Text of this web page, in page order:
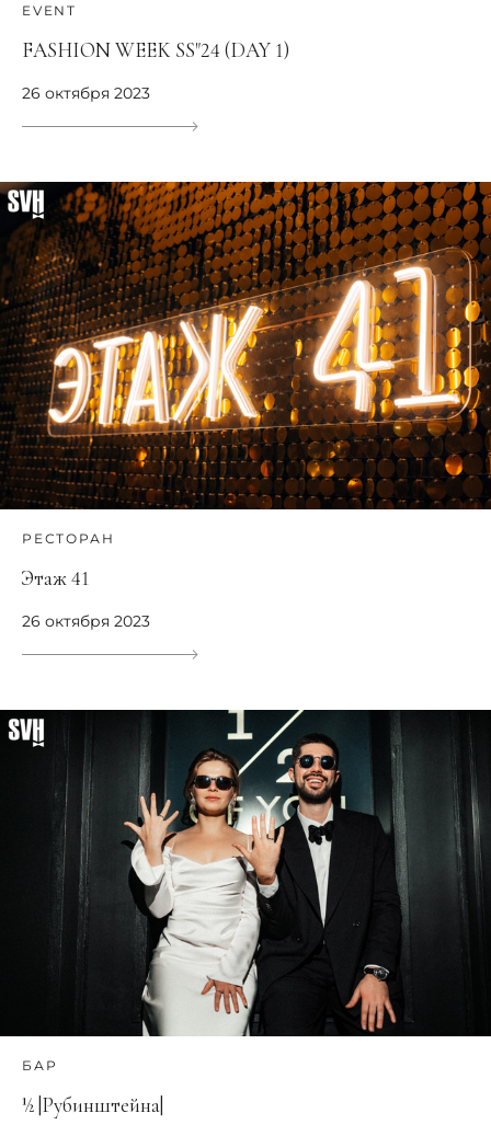
EVENT
FASHION WEEK SS"24 (DAY 1)
26 октября 2023
РЕСТОРАН
Этаж 41
26 октября 2023
БАР
½ |Рубинштейна|